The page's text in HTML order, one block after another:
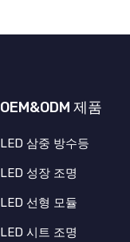
OEM&ODM 제품
LED 삼중 방수등
LED 성장 조명
LED 선형 모듈
LED 시트 조명